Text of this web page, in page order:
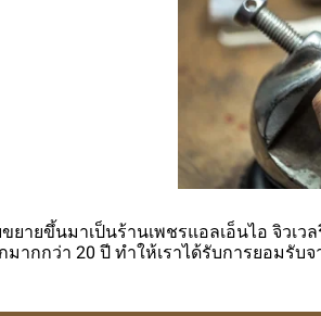
ยายขึ้นมาเป็นร้านเพชรแอลเอ็นไอ จิวเ
ากกว่า 20 ปี ทำให้เราได้รับการยอมรับ